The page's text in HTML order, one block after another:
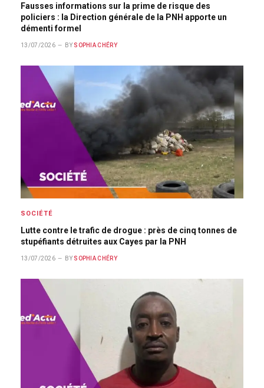
Fausses informations sur la prime de risque des
policiers : la Direction générale de la PNH apporte un
démenti formel
13/07/2026 BY SOPHIA CHÉRY
SOCIÉTÉ
Lutte contre le trafic de drogue : près de cinq tonnes de
stupéfiants détruites aux Cayes par la PNH
13/07/2026 BY SOPHIA CHÉRY